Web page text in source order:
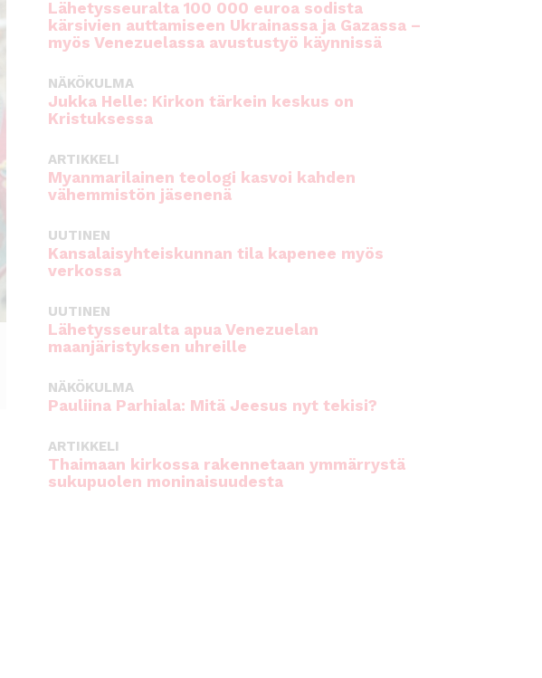
Lähetysseuralta 100 000 euroa sodista
kärsivien auttamiseen Ukrainassa ja Gazassa –
myös Venezuelassa avustustyö käynnissä
NÄKÖKULMA
Jukka Helle: Kirkon tärkein keskus on
Kristuksessa
ARTIKKELI
Myanmarilainen teologi kasvoi kahden
vähemmistön jäsenenä
UUTINEN
Kansalaisyhteiskunnan tila kapenee myös
verkossa
UUTINEN
Lähetysseuralta apua Venezuelan
maanjäristyksen uhreille
NÄKÖKULMA
Pauliina Parhiala: Mitä Jeesus nyt tekisi?
ARTIKKELI
Thaimaan kirkossa rakennetaan ymmärrystä
sukupuolen moninaisuudesta